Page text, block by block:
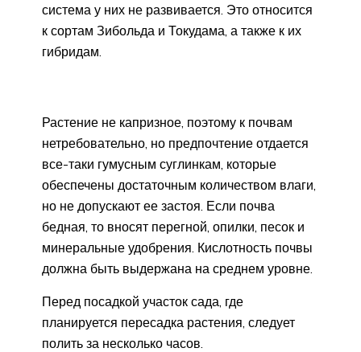
система у них не развивается. Это относится
к сортам Зибольда и Токудама, а также к их
гибридам.
Растение не капризное, поэтому к почвам
нетребовательно, но предпочтение отдается
все-таки гумусным суглинкам, которые
обеспечены достаточным количеством влаги,
но не допускают ее застоя. Если почва
бедная, то вносят перегной, опилки, песок и
минеральные удобрения. Кислотность почвы
должна быть выдержана на среднем уровне.
Перед посадкой участок сада, где
планируется пересадка растения, следует
полить за несколько часов.